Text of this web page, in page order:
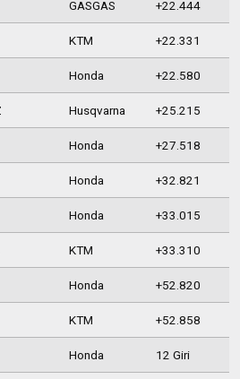
GASGAS +22.444
KTM +22.331
Honda +22.580
Husqvarna +25.215
Honda +27.518
Honda +32.821
Honda +33.015
KTM +33.310
Honda +52.820
KTM +52.858
Honda 12 Giri